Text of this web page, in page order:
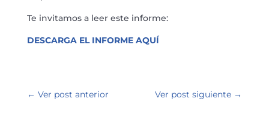
Te invitamos a leer este informe:
DESCARGA EL INFORME AQUÍ
← Ver post anterior Ver post siguiente →